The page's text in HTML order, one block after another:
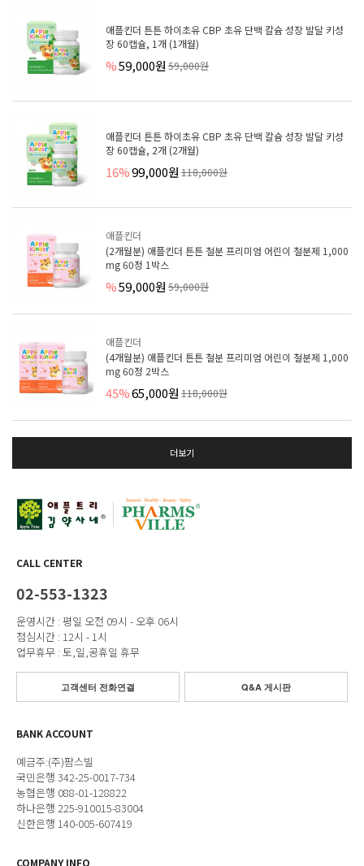
애플킨더 튼튼 하이초유 CBP 초유 단백 칼슘 성장 발달 키성
장 60캡슐, 1개 (1개월)
%59,000원 59,000원
애플킨더 튼튼 하이초유 CBP 초유 단백 칼슘 성장 발달 키성
장 60캡슐, 2개 (2개월)
16%99,000원 118,000원
애플킨더
(2개월분) 애플킨더 튼튼 철분 프리미엄 어린이 철분제 1,000
mg 60정 1박스
%59,000원 59,000원
애플킨더
(4개월분) 애플킨더 튼튼 철분 프리미엄 어린이 철분제 1,000
mg 60정 2박스
45%65,000원 118,000원
더보기
CALL CENTER
02-553-1323
운영시간 : 평일 오전 09시 - 오후 06시
점심시간 : 12시 - 1시
업무휴무 : 토,일,공휴일 휴무
고객센터 전화연결 Q&A 게시판
BANK ACCOUNT
예금주:(주)팜스빌
국민은행 342-25-0017-734
농협은행 088-01-128822
하나은행 225-910015-83004
신한은행 140-005-607419
COMPANY INFO